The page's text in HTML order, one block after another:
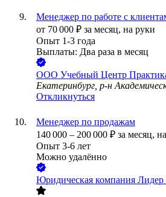
Менеджер по работе с
от 70 000 ₽ за месяц, на руки
Опыт 1-3 года
Выплаты: Два раза в месяц
ООО Учебный Центр
Екатеринбург, р-н
Откликнуться
Менеджер по продажам
140 000 – 200 000 ₽ за месяц,
Опыт 3-6 лет
Можно удалённо
Юридическая компания